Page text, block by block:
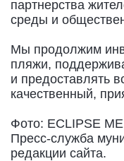
партнерства
среды и
Мы продолжим
пляжи,
и предоставлять
качественный,
Фото: ECLIPSE
Пресс-служба
редакции сайта.